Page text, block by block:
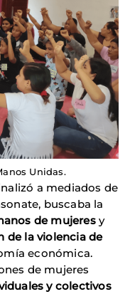
Unidas.
a mediados de
buscaba la
de mujeresy
de la violencia de
económica.
de mujeres
y colectivos